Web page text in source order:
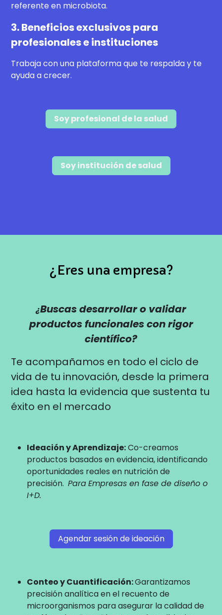
referente en microbiota.
3. Beneficios exclusivos para
profesionales e instituciones
Trabaja con una plataforma que te respalda y te
ayuda a crecer.
Soy profesional de la salud
Soy institución de salud
¿Eres una empresa?
¿Buscas desarrollar o validar
productos funcionales con rigor
científico?
Te acompañamos en todo el ciclo de
vida de tu innovación, desde la primera
idea hasta la evidencia que sustenta tu
éxito en el mercado
Ideación y Aprendizaje:Co-creamos
productos basados en evidencia, identificando
oportunidades reales en nutrición de
precisión.ParaEmpresas en fase de diseño o
I+D.
Agendar sesión de ideación
Conteo y Cuantificación:Garantizamos
precisión analítica en el recuento de
microorganismos para asegurar la calidad de